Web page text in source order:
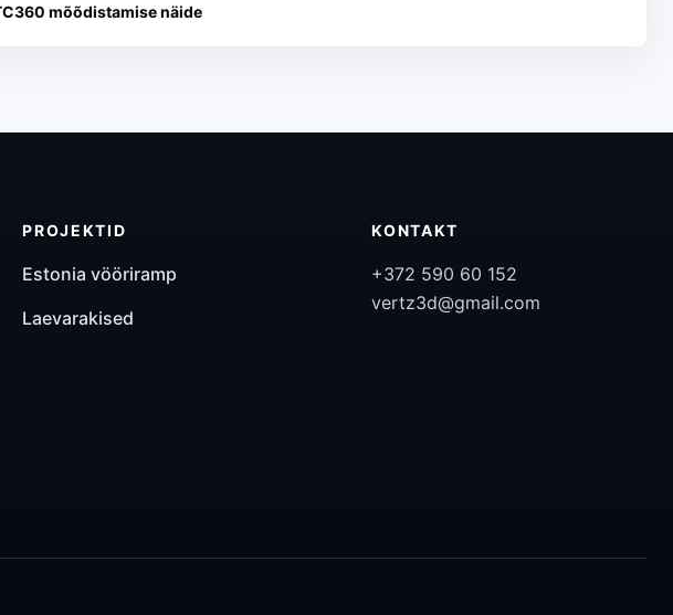
mõõdistamise näide
PROJEKTID
Estonia vööriramp
Laevarakised
KONTAKT
+372 590 60 152
vertz3d@gmail.com